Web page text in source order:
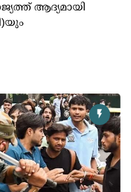
ആദ്യമായി